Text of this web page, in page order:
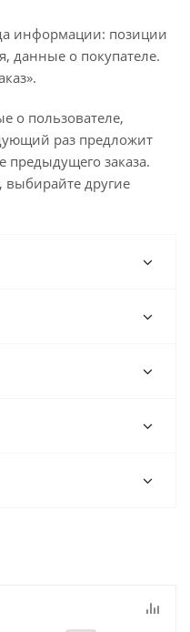
информации: позиции
данные о покупателе.
о пользователе,
раз предложит
предыдущего заказа.
выбирайте другие